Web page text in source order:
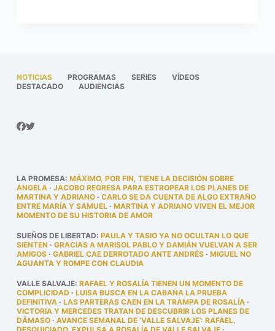
NOTICIAS PROGRAMAS SERIES
VÍDEOS
DESTACADO
AUDIENCIAS
LA PROMESA: MÁXIMO, POR FIN, TIENE LA DECISIÓN SOBRE
ÁNGELA· JACOBO REGRESA PARA ESTROPEAR LOS PLANES DE
MARTINA Y ADRIANO· CARLO SE DA CUENTA DE ALGO EXTRAÑO
ENTRE MARÍA Y SAMUEL· MARTINA Y ADRIANO VIVEN EL MEJOR
MOMENTO DE SU HISTORIA DE AMOR
SUEÑOS DE LIBERTAD: PAULA Y TASIO YA NO OCULTAN LO QUE
SIENTEN · GRACIAS A MARISOL PABLO Y DAMIÁN VUELVAN A SER
AMIGOS· GABRIEL CAE DERROTADO ANTE ANDRÉS· MIGUEL NO
AGUANTA Y ROMPE CON CLAUDIA
VALLE SALVAJE: RAFAEL Y ROSALÍA TIENEN UN MOMENTO DE
COMPLICIDAD · LUISA BUSCA EN LA CABAÑA LA PRUEBA
DEFINITIVA· LAS PARTERAS CAEN EN LA TRAMPA DE ROSALÍA·
VICTORIA Y MERCEDES TRATAN DE DESCUBRIR LOS PLANES DE
DÁMASO· AVANCE SEMANAL DE ‘VALLE SALVAJE’: RAFAEL,